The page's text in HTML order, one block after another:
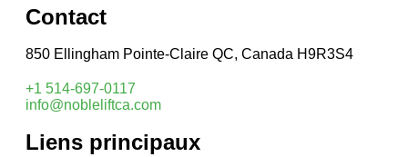
Contact
850 Ellingham Pointe-Claire QC, Canada H9R3S4
+1 514-697-0117
info@nobleliftca.com
Liens principaux